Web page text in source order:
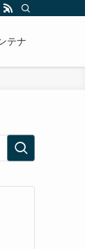
テナ